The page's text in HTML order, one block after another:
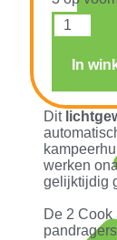
Snelle
In
Dit
werken
gelijktijdig
De 2 Cook